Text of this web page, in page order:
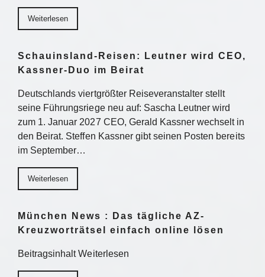
Weiterlesen
Schauinsland-Reisen: Leutner wird CEO,
Kassner-Duo im Beirat
Deutschlands viertgrößter Reiseveranstalter stellt
seine Führungsriege neu auf: Sascha Leutner wird
zum 1. Januar 2027 CEO, Gerald Kassner wechselt in
den Beirat. Steffen Kassner gibt seinen Posten bereits
im September…
Weiterlesen
München News : Das tägliche AZ-
Kreuzworträtsel einfach online lösen
Beitragsinhalt Weiterlesen